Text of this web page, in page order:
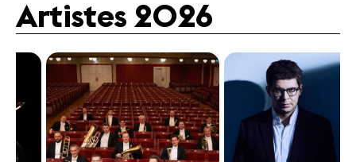
Artistes 2026